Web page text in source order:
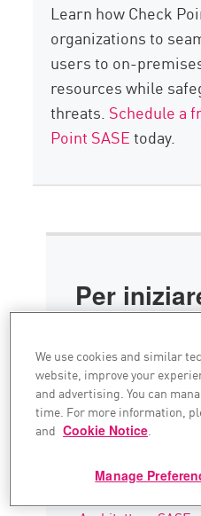
Learn how Check
organizations to
users to on-
resources while
threats. Schedule a
Point SASEtoday.
Per
Check Point SASE
Accesso privato
Scheda tecnica SASE
We use cookies and similar
website, improve your
and advertising. You can
time. For more information,
and Cookie Notice.
Manage